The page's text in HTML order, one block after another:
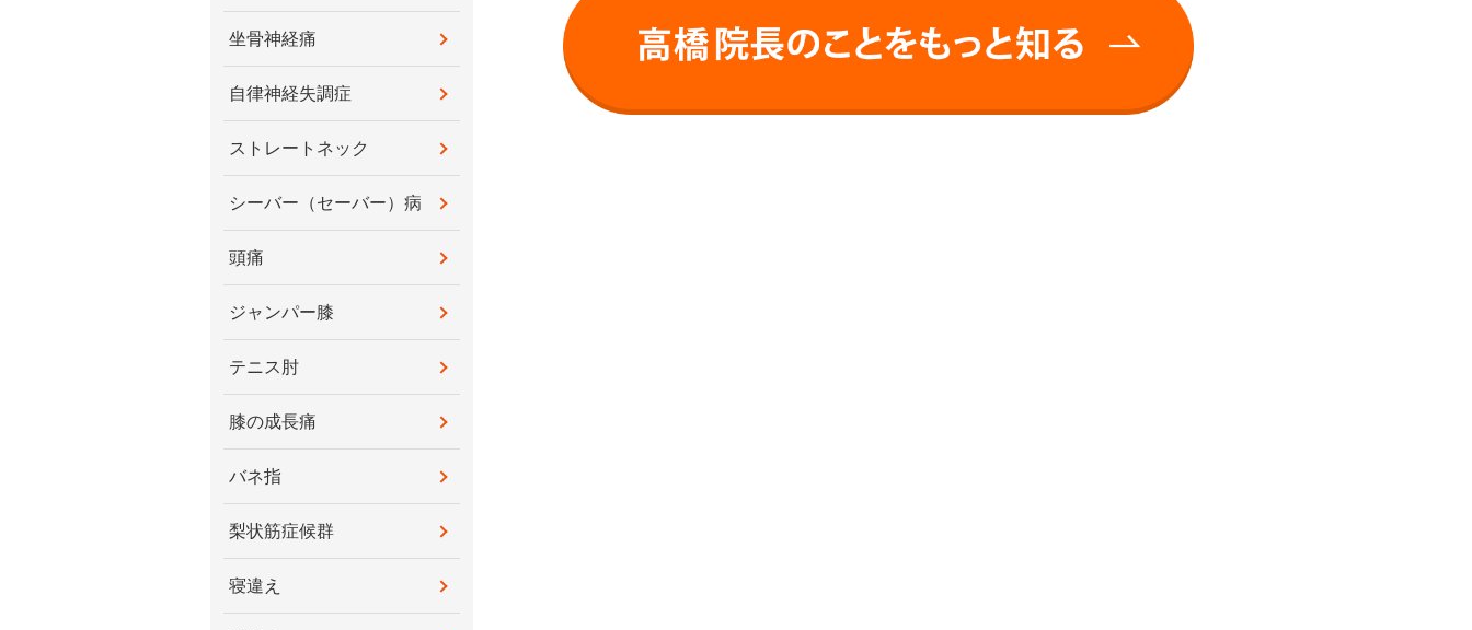
坐骨神経痛
自律神経失調症
ストレートネック
シーバー（セーバー）病
頭痛
ジャンパー膝
テニス肘
膝の成長痛
バネ指
梨状筋症候群
寝違え